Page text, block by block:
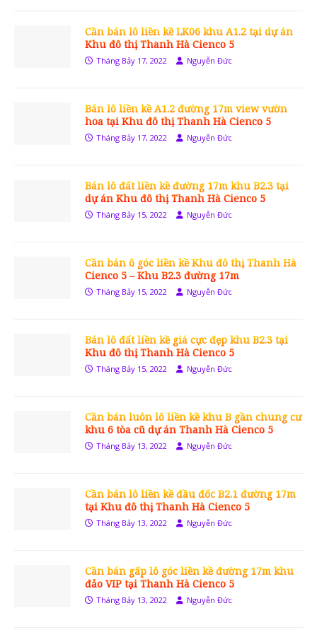
Cần bán lô liền kề LK06 khu A1.2 tại dự án
Khu đô thị Thanh Hà Cienco 5
Tháng Bảy 17, 2022 Nguyễn Đức
Bán lô liền kề A1.2 đường 17m view vườn
hoa tại Khu đô thị Thanh Hà Cienco 5
Tháng Bảy 17, 2022 Nguyễn Đức
Bán lô đất liền kề đường 17m khu B2.3 tại
dự án Khu đô thị Thanh Hà Cienco 5
Tháng Bảy 15, 2022 Nguyễn Đức
Cần bán ô góc liền kề Khu đô thị Thanh Hà
Cienco 5 – Khu B2.3 đường 17m
Tháng Bảy 15, 2022 Nguyễn Đức
Bán lô đất liền kề giá cực đẹp khu B2.3 tại
Khu đô thị Thanh Hà Cienco 5
Tháng Bảy 15, 2022 Nguyễn Đức
Cần bán luôn lô liền kề khu B gần chung cư
khu 6 tòa cũ dự án Thanh Hà Cienco 5
Tháng Bảy 13, 2022 Nguyễn Đức
Cần bán lô liền kề đầu đốc B2.1 đường 17m
tại Khu đô thị Thanh Hà Cienco 5
Tháng Bảy 13, 2022 Nguyễn Đức
Cần bán gấp lô góc liền kề đường 17m khu
đảo VIP tại Thanh Hà Cienco 5
Tháng Bảy 13, 2022 Nguyễn Đức